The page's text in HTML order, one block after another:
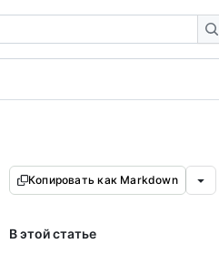
Копировать как Markdown
В этой статье